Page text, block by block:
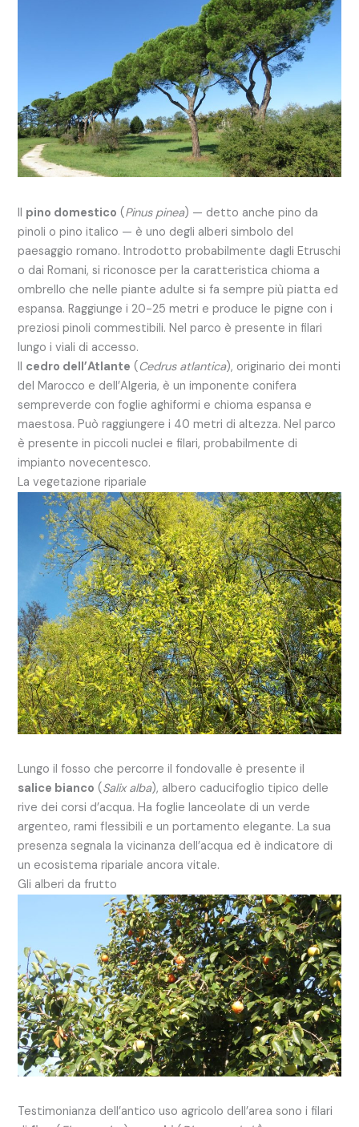
Il pino domestico (Pinus pinea) — detto anche pino da
pinoli o pino italico — è uno degli alberi simbolo del
paesaggio romano. Introdotto probabilmente dagli Etruschi
o dai Romani, si riconosce per la caratteristica chioma a
ombrello che nelle piante adulte si fa sempre più piatta ed
espansa. Raggiunge i 20-25 metri e produce le pigne con i
preziosi pinoli commestibili. Nel parco è presente in filari
lungo i viali di accesso.
Il cedro dell’Atlante (Cedrus atlantica), originario dei monti
del Marocco e dell’Algeria, è un imponente conifera
sempreverde con foglie aghiformi e chioma espansa e
maestosa. Può raggiungere i 40 metri di altezza. Nel parco
è presente in piccoli nuclei e filari, probabilmente di
impianto novecentesco.
La vegetazione ripariale
Lungo il fosso che percorre il fondovalle è presente il
salice bianco (Salix alba), albero caducifoglio tipico delle
rive dei corsi d’acqua. Ha foglie lanceolate di un verde
argenteo, rami flessibili e un portamento elegante. La sua
presenza segnala la vicinanza dell’acqua ed è indicatore di
un ecosistema ripariale ancora vitale.
Gli alberi da frutto
Testimonianza dell’antico uso agricolo dell’area sono i filari